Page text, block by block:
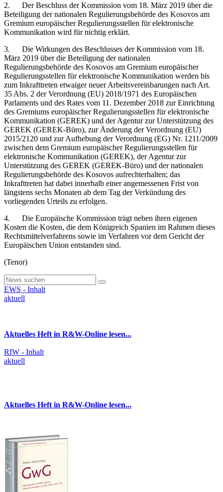
2. Der Beschluss der Kommission vom 18. März 2019 über die
Beteiligung der nationalen Regulierungsbehörde des Kosovos am
Gremium europäischer Regulierungsstellen für elektronische
Kommunikation wird für nichtig erklärt.
3. Die Wirkungen des Beschlusses der Kommission vom 18.
März 2019 über die Beteiligung der nationalen
Regulierungsbehörde des Kosovos am Gremium europäischer
Regulierungsstellen für elektronische Kommunikation werden bis
zum Inkrafttreten etwaiger neuer Arbeitsvereinbarungen nach Art.
35 Abs. 2 der Verordnung (EU) 2018/1971 des Europäischen
Parlaments und des Rates vom 11. Dezember 2018 zur Einrichtung
des Gremiums europäischer Regulierungsstellen für elektronische
Kommunikation (GEREK) und der Agentur zur Unterstützung des
GEREK (GEREK-Büro), zur Änderung der Verordnung (EU)
2015/2120 und zur Aufhebung der Verordnung (EG) Nr. 1211/2009
zwischen dem Gremium europäischer Regulierungsstellen für
elektronische Kommunikation (GEREK), der Agentur zur
Unterstützung des GEREK (GEREK-Büro) und der nationalen
Regulierungsbehörde des Kosovos aufrechterhalten; das
Inkrafttreten hat dabei innerhalb einer angemessenen Frist von
längstens sechs Monaten ab dem Tag der Verkündung des
vorliegenden Urteils zu erfolgen.
4. Die Europäische Kommission trägt neben ihren eigenen
Kosten die Kosten, die dem Königreich Spanien im Rahmen dieses
Rechtsmittelverfahrens sowie im Verfahren vor dem Gericht der
Europäischen Union entstanden sind.
(Tenor)
EWS - Inhalt
aktuell
Aktuelles Heft in R&W-Online lesen...
RIW - Inhalt
aktuell
Aktuelles Heft in R&W-Online lesen...